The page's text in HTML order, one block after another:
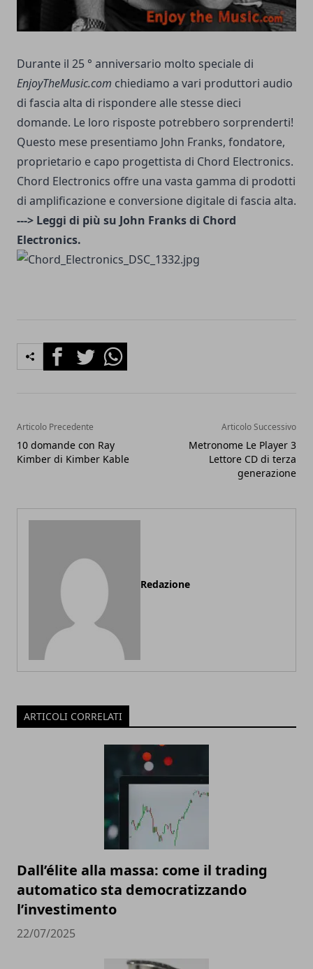
Durante il 25 ° anniversario molto speciale di
EnjoyTheMusic.com chiediamo a vari produttori audio
di fascia alta di rispondere alle stesse dieci
domande. Le loro risposte potrebbero sorprenderti!
Questo mese presentiamo John Franks, fondatore,
proprietario e capo progettista di Chord Electronics.
Chord Electronics offre una vasta gamma di prodotti
di amplificazione e conversione digitale di fascia alta.
---> Leggi di più su John Franks di Chord
Electronics.
FacebookTwitterWhatsapp
Articolo Precedente
10 domande con Ray
Kimber di Kimber Kable
Articolo Successivo
Metronome Le Player 3
Lettore CD di terza
generazione
Redazione
ARTICOLI CORRELATI
Dall’élite alla massa: come il trading
automatico sta democratizzando
l’investimento
22/07/2025